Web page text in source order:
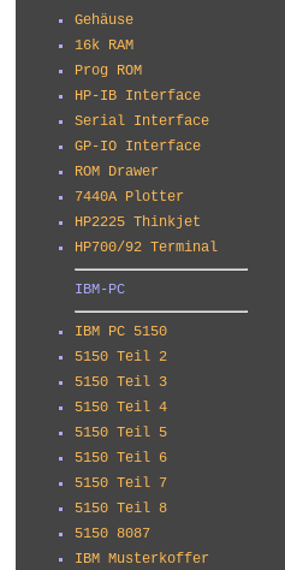
Gehäuse
16k RAM
Prog ROM
HP-IB Interface
Serial Interface
GP-IO Interface
ROM Drawer
7440A Plotter
HP2225 Thinkjet
HP700/92 Terminal
IBM-PC
IBM PC 5150
5150 Teil 2
5150 Teil 3
5150 Teil 4
5150 Teil 5
5150 Teil 6
5150 Teil 7
5150 Teil 8
5150 8087
IBM Musterkoffer